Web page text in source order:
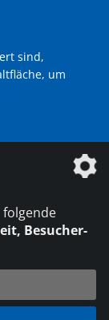
sind,
um
Besucher-